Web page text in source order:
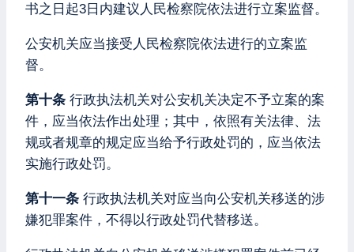
书之日起3日内建议人民检察院依法进行立案监督。
公安机关应当接受人民检察院依法进行的立案监
督。
第十条 行政执法机关对公安机关决定不予立案的案
件，应当依法作出处理；其中，依照有关法律、法
规或者规章的规定应当给予行政处罚的，应当依法
实施行政处罚。
第十一条 行政执法机关对应当向公安机关移送的涉
嫌犯罪案件，不得以行政处罚代替移送。